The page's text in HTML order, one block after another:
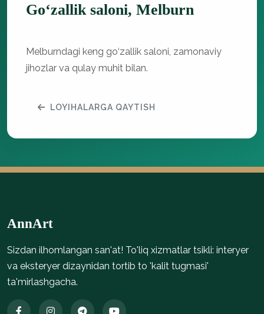
Go‘zallik saloni, Melburn
Melburndagi keng go‘zallik saloni, zamonaviy
jihozlar va qulay muhit bilan.
LOYIHALARGA QAYTISH
AnnArt
Sizdan ilhomlangan san'at! To'liq xizmatlar tsikli: interyer
va eksteryer dizaynidan tortib to 'kalit tugmasi'
ta'mirlashgacha.